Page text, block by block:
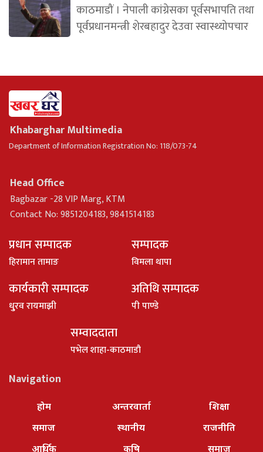
काठमाडौं । नेपाली कांग्रेसका पूर्वसभापति तथा
पूर्वप्रधानमन्त्री शेरबहादुर देउवा स्वास्थ्योपचार
Khabarghar Multimedia
Department of Information Registration No: 118/073-74
Head Office
Bagbazar -28 VIP Marg, KTM
Contact No: 9851204183, 9841514183
प्रधान सम्पादक
हिरामान तामाङ
सम्पादक
विमला थापा
कार्यकारी सम्पादक
धु्रव रायमाझी
अतिथि सम्पादक
पी पाण्डे
सम्वाददाता
पभेल शाहा-काठमाडौ
Navigation
होम
समाज
आर्थिक
अन्तरवार्ता
स्थानीय
कृषि
शिक्षा
राजनीति
समाज